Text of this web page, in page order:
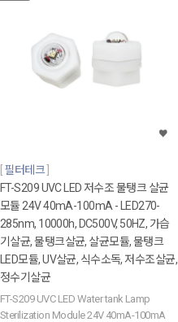
필터테크
FT-S209 UVC LED 저수조 물탱크 살균
모듈 24V 40mA-100mA - LED270-
285nm, 10000h, DC500V, 50HZ, 가습
기살균, 물탱크살균, 살균모듈, 물탱크
LED모듈, UV살균, 식수소독, 저수조살균,
정수기살균
FT-S209 UVC LED Water tank Lamp
Sterilization Module 24V 40mA-100mA